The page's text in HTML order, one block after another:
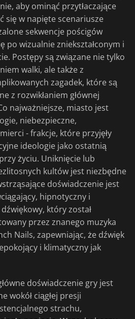
aby ominąć przytłaczające
się w napięte scenariusze
sekwencje pościgów
po wizualnie zniekształconym i
Postępy są związane nie tylko
walki, ale także z
zagadek, które są
z rozwikłaniem głównej
najważniejsze, miasto jest
niebezpieczne,
- frakcje, które przyjęły
ideologie jako ostatnią
życiu. Uniknięcie lub
kultów jest niezbędne
doświadczenie jest
hipnotyczny i
który został
przez znanego muzyka
Nails, zapewniając, że dźwięk
i klimatyczny jak
doświadczenie gry jest
wokół ciągłej presji
strachu,